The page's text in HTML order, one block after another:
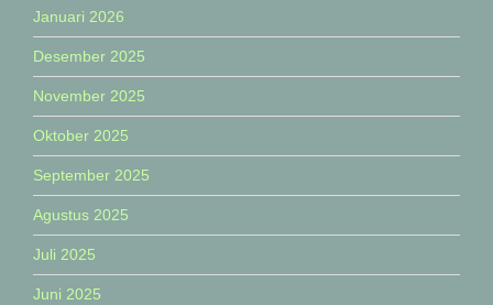
Januari 2026
Desember 2025
November 2025
Oktober 2025
September 2025
Agustus 2025
Juli 2025
Juni 2025